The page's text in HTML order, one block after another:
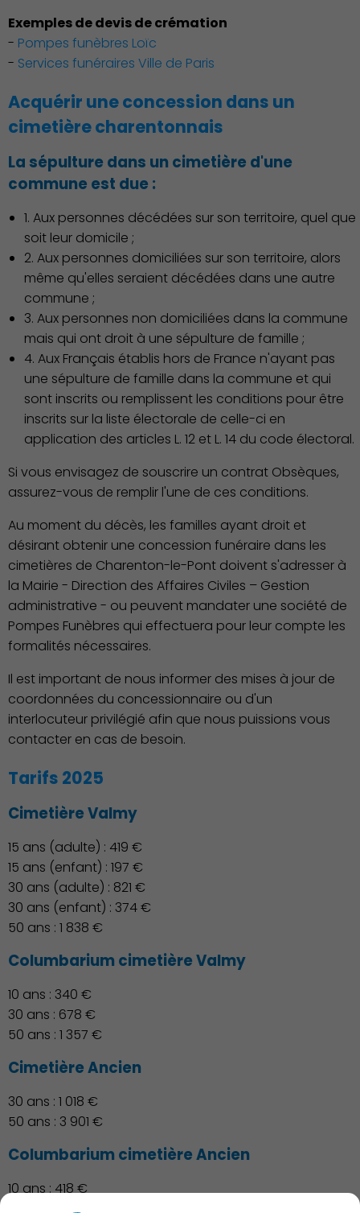
Associations et Sports
Publication des actes
Exemples de devis de crémation
- Pompes funèbres Loïc
- Services funéraires Ville de Paris
Acquérir une concession dans un
cimetière charentonnais
La sépulture dans un cimetière d'une
commune est due :
1. Aux personnes décédées sur son territoire, quel que
soit leur domicile ;
2. Aux personnes domiciliées sur son territoire, alors
même qu'elles seraient décédées dans une autre
commune ;
3. Aux personnes non domiciliées dans la commune
mais qui ont droit à une sépulture de famille ;
4. Aux Français établis hors de France n'ayant pas
une sépulture de famille dans la commune et qui
sont inscrits ou remplissent les conditions pour être
inscrits sur la liste électorale de celle-ci en
application des articles L. 12 et L. 14 du code électoral.
Si vous envisagez de souscrire un contrat Obsèques,
assurez-vous de remplir l'une de ces conditions.
Au moment du décès, les familles ayant droit et
désirant obtenir une concession funéraire dans les
cimetières de Charenton-le-Pont doivent s'adresser à
la Mairie - Direction des Affaires Civiles – Gestion
administrative - ou peuvent mandater une société de
Pompes Funèbres qui effectuera pour leur compte les
formalités nécessaires.
Il est important de nous informer des mises à jour de
coordonnées du concessionnaire ou d'un
interlocuteur privilégié afin que nous puissions vous
contacter en cas de besoin.
Tarifs 2025
Cimetière Valmy
15 ans (adulte) : 419 €
15 ans (enfant) : 197 €
30 ans (adulte) : 821 €
30 ans (enfant) : 374 €
50 ans : 1 838 €
Columbarium cimetière Valmy
10 ans : 340 €
30 ans : 678 €
50 ans : 1 357 €
Cimetière Ancien
30 ans : 1 018 €
50 ans : 3 901 €
Columbarium cimetière Ancien
10 ans : 418 €
30 ans : 834 €